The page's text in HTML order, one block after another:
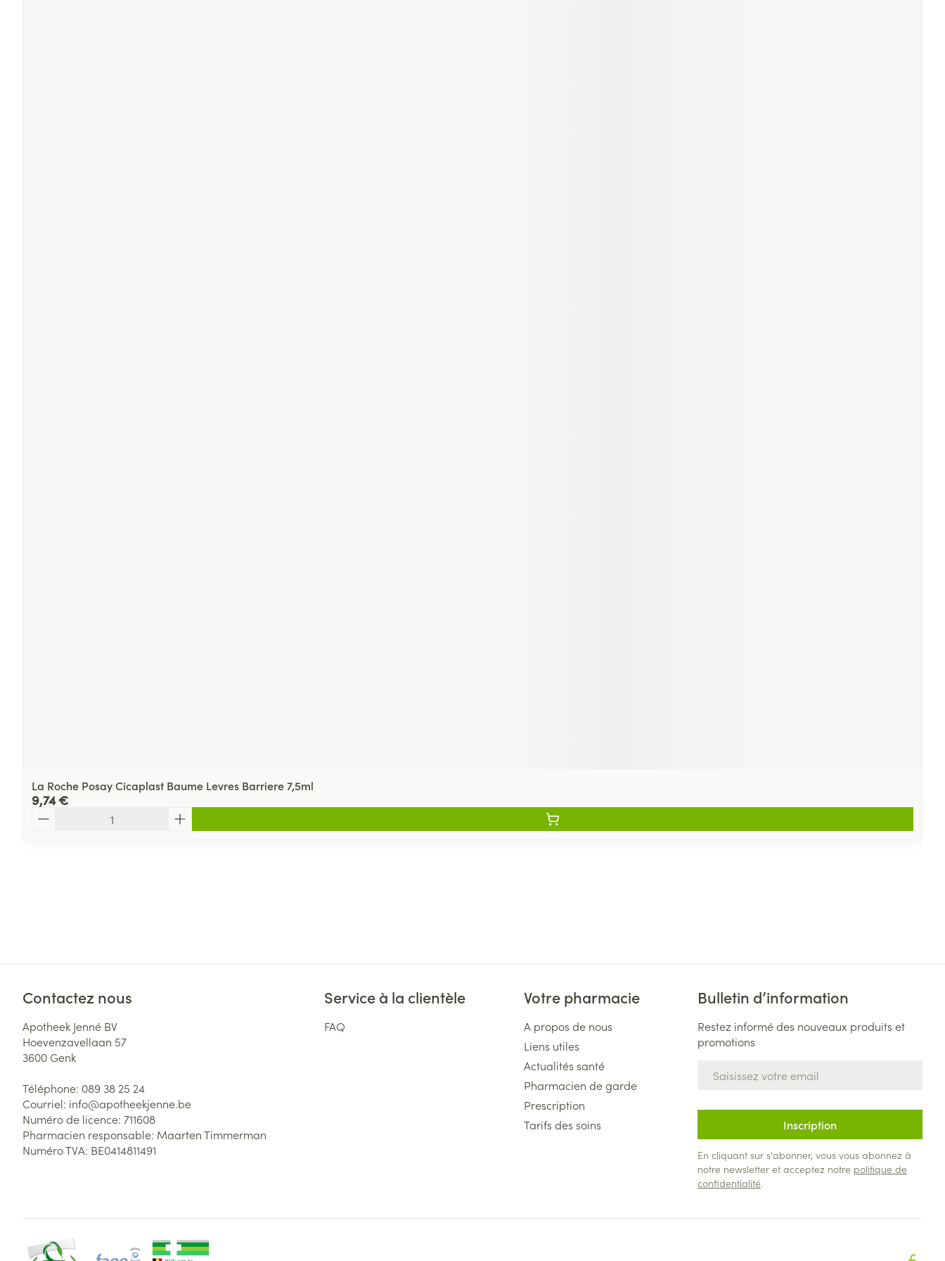
La Roche Posay Cicaplast Baume Levres Barriere 7,5ml
9,74 €
Contactez nous
Apotheek Jenné BV
Hoevenzavellaan 57
3600 Genk
Téléphone: 089 38 25 24
Courriel: info@apotheekjenne.be
Numéro de licence: 711608
Pharmacien responsable: Maarten Timmerman
Numéro TVA: BE0414811491
Service à la clientèle
FAQ
Votre pharmacie
A propos de nous
Liens utiles
Actualités santé
Pharmacien de garde
Prescription
Tarifs des soins
Bulletin d’information
Restez informé des nouveaux produits et
promotions
Inscription
En cliquant sur s'abonner, vous vous abonnez à
notre newsletter et acceptez notre politique de
confidentialité.